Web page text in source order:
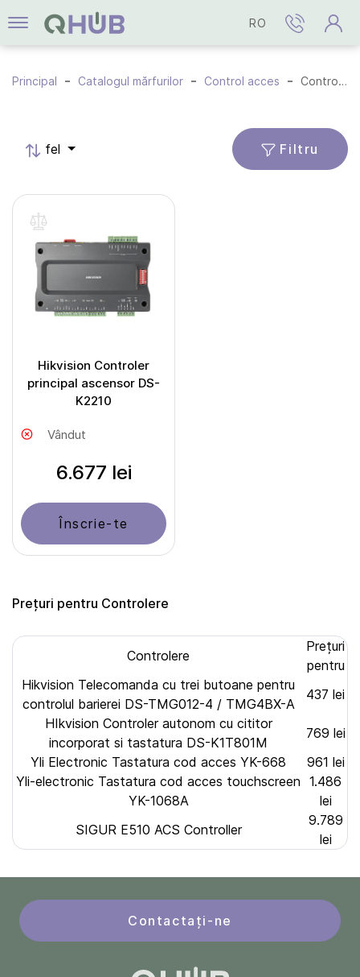
RO
Principal Catalogul mărfurilor Control acces Controlere
fel Filtru
Hikvision Сontroler
principal ascensor DS-
K2210
Vândut
6.677 lei
Înscrie-te
Prețuri pentru Controlere
Controlere
Prețuri
pentru
Hikvision Telecomanda cu trei butoane pentru
controlul barierei DS-TMG012-4 / TMG4BX-A
437 lei
HIkvision Controler autonom cu cititor
incorporat si tastatura DS-K1T801M
769 lei
Yli Electronic Tastatura cod acces YK-668
961 lei
Yli-electronic Tastatura cod acces touchscreen
YK-1068A
1.486
lei
SIGUR E510 ACS Controller
9.789
lei
Contactați-ne